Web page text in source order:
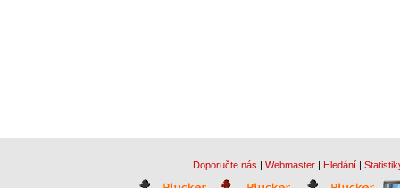
Doporučte nás | Webmaster | Hledání |